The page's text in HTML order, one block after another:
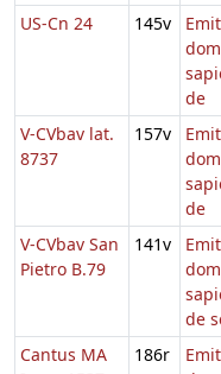
US-Cn 24 145v
de
V-CVbav lat.
8737
157v
de
V-CVbav San
Pietro B.79
141v
de
Cantus MA
186r